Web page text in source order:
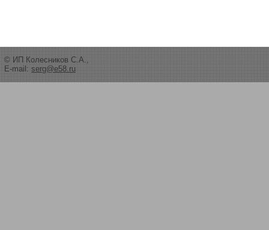
© ИП Колесников С.А.,
E-mail: serg@e58.ru